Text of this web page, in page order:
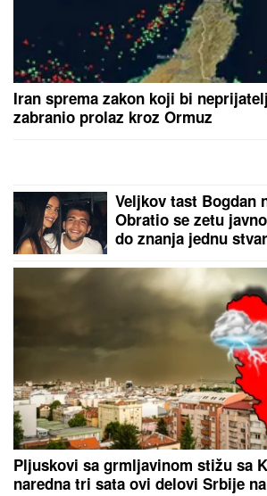
Iran sprema zakon koji bi
zabranio prolaz kroz Ormuz
Veljkov tast Bogdan
Obratio se zetu
do znanja jednu
Pljuskovi sa grmljavinom stižu sa
naredna tri sata ovi delovi Srbije